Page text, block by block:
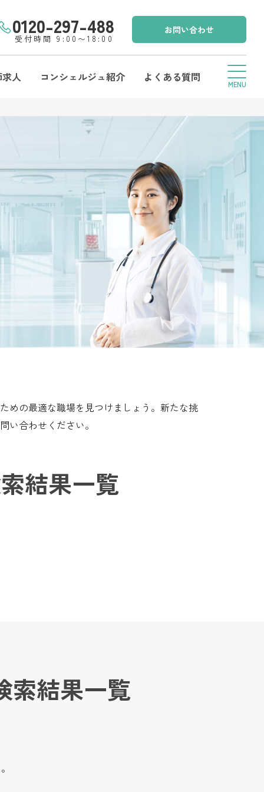
0120-297-488
受付時間 9:00〜18:00
お問い合わせ
人 コンシェルジュ紹介 よくある質問
めの最適な職場を見つけましょう。新たな挑
い合わせください。
結果一覧
索結果一覧